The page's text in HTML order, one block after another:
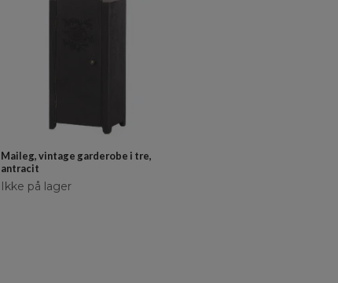
Maileg, vintage garderobe i tre,
antracit
Ikke på lager